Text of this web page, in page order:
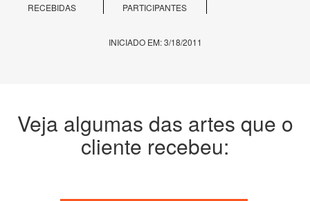
RECEBIDAS
PARTICIPANTES
INICIADO EM: 3/18/2011
Veja algumas das artes que o
cliente recebeu: